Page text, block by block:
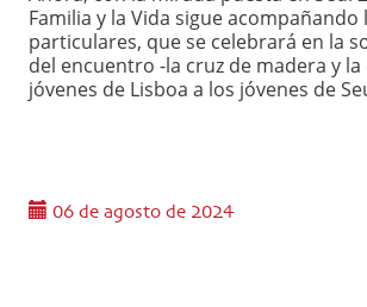
Familia y la Vida sigue
particulares, que se celebrará en la
del encuentro -la cruz de madera y
jóvenes de Lisboa a los jóvenes de
06 de agosto de 2024